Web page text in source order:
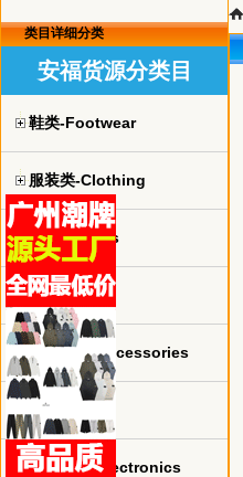
类目详细分类
安福货源分类目
鞋类-Footwear
服装类-Clothing
球衣-jerseys
手表-watch
珠宝饰品-Accessories
包包-bags
电子产品-Electronics